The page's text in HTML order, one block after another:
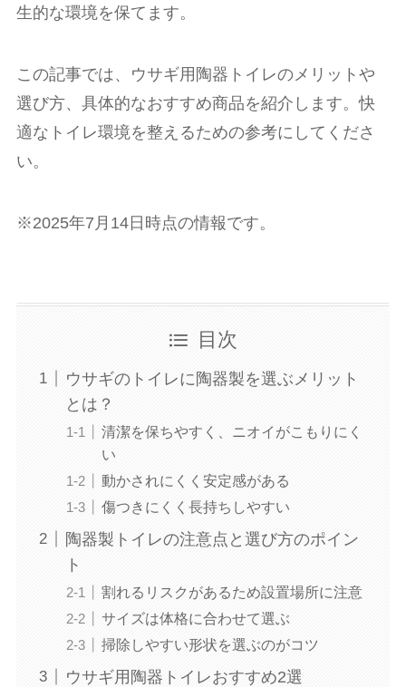
生的な環境を保てます。
この記事では、ウサギ用陶器トイレのメリットや
選び方、具体的なおすすめ商品を紹介します。快
適なトイレ環境を整えるための参考にしてくださ
い。
※2025年7月14日時点の情報です。
目次
ウサギのトイレに陶器製を選ぶメリット
とは？
清潔を保ちやすく、ニオイがこもりにく
い
動かされにくく安定感がある
傷つきにくく長持ちしやすい
陶器製トイレの注意点と選び方のポイン
ト
割れるリスクがあるため設置場所に注意
サイズは体格に合わせて選ぶ
掃除しやすい形状を選ぶのがコツ
ウサギ用陶器トイレおすすめ2選